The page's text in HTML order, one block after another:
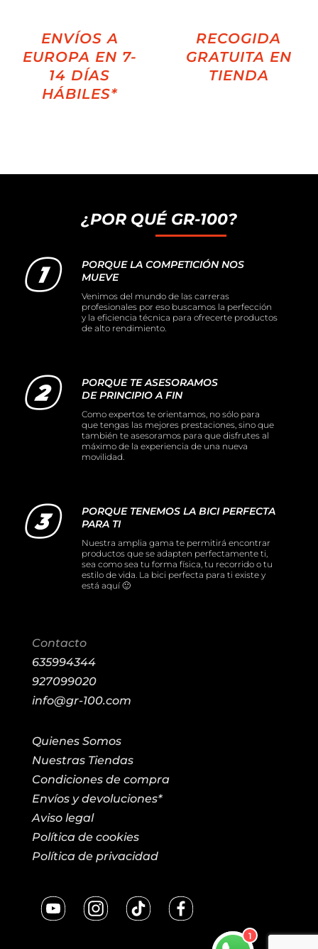
ENVÍOS A
EUROPA EN 7-
14 DÍAS
HÁBILES*
RECOGIDA
GRATUITA EN
TIENDA
¿POR QUÉ GR-100?
PORQUE LA COMPETICIÓN NOS
MUEVE
Venimos del mundo de las carreras
profesionales por eso buscamos la perfección
y la eficiencia técnica para ofrecerte productos
de alto rendimiento.
PORQUE TE ASESORAMOS
DE PRINCIPIO A FIN
Como expertos te orientamos, no sólo para
que tengas las mejores prestaciones, sino que
también te asesoramos para que disfrutes al
máximo de la experiencia de una nueva
movilidad.
PORQUE TENEMOS LA BICI PERFECTA
PARA TI
Nuestra amplia gama te permitirá encontrar
productos que se adapten perfectamente ti,
sea como sea tu forma física, tu recorrido o tu
estilo de vida. La bici perfecta para ti existe y
está aquí 🙂
Contacto
635994344
927099020
info@gr-100.com
Quienes Somos
Nuestras Tiendas
Condiciones de compra
Envíos y devoluciones*
Aviso legal
Política de cookies
Política de privacidad
1